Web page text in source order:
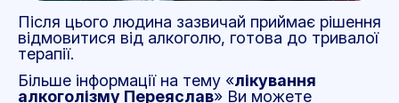
Після цього людина зазвичай приймає рішення
відмовитися від алкоголю, готова до тривалої
терапії.
Більше інформації на тему «лікування
алкоголізму Переяслав» Ви можете